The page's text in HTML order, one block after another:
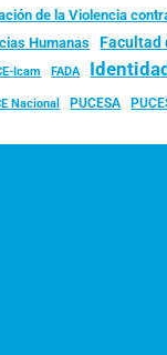
de la Violencia
Humanas Facultad
Icam FADA
Nacional PUCESA